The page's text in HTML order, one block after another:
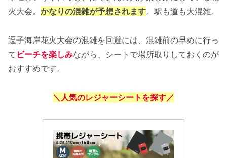
火大会。 かなりの混雑が予想されます。駅も道も大混雑。
逗子海岸花火大会の混雑を回避には、混雑前の早めに行っ
て ビーチを楽しみながら、シートで場所取りしておくのが
おすすめです。
＼人気のレジャーシートを探す／